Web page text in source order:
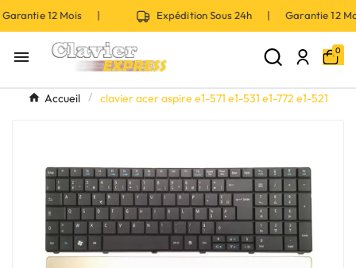
12 Mois | Expédition Sous 24h | Garantie 12
 0
Accueil clavier acer aspire e1-571 e1-531 e1-772 e1-521